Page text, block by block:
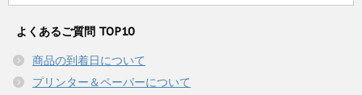
よくあるご質問 TOP10
商品の到着日について
プリンター＆ペーパーについて